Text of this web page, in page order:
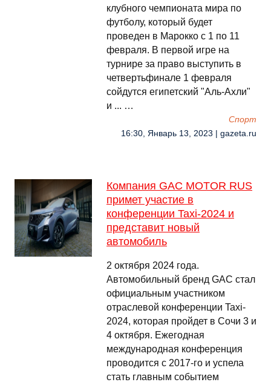
клубного чемпионата мира по
футболу, который будет
проведен в Марокко с 1 по 11
февраля. В первой игре на
турнире за право выступить в
четвертьфинале 1 февраля
сойдутся египетский "Аль-Ахли"
и ... …
Спорт
16:30, Январь 13, 2023 | gazeta.ru
Компания GAC MOTOR RUS
примет участие в
конференции Taxi-2024 и
представит новый
автомобиль
2 октября 2024 года.
Автомобильный бренд GAC стал
официальным участником
отраслевой конференции Taxi-
2024, которая пройдет в Сочи 3 и
4 октября. Ежегодная
международная конференция
проводится с 2017-го и успела
стать главным событием